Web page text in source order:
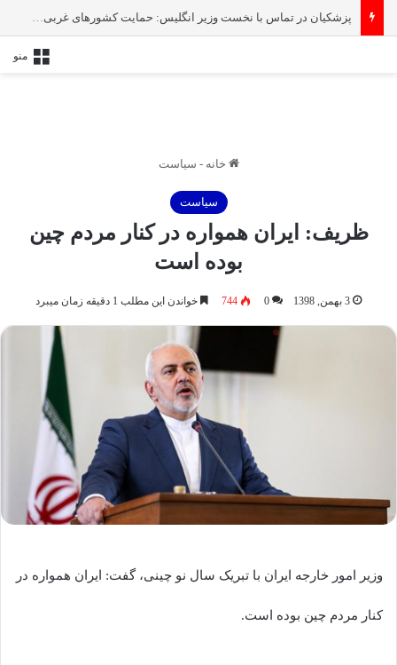
پزشکیان در تماس با نخست‌ وزیر انگلیس: حمایت کشور‌های غربی از رژیم صهیونیستی امنیت منطقه و جهان را به خطر انداخته است
منو
خانه - سیاست
سیاست
ظریف: ایران همواره در کنار مردم چین
بوده است
3 بهمن, 1398 0
744 خواندن این مطلب 1 دقیقه زمان میبرد
وزیر امور خارجه ایران با تبریک سال نو چینی، گفت: ایران همواره در
کنار مردم چین بوده است.